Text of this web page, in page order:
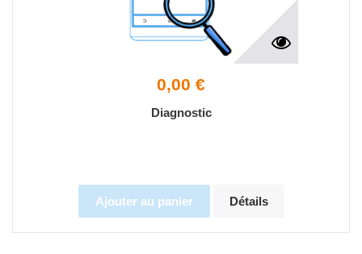
0,00 €
Diagnostic
Ajouter au panier Détails